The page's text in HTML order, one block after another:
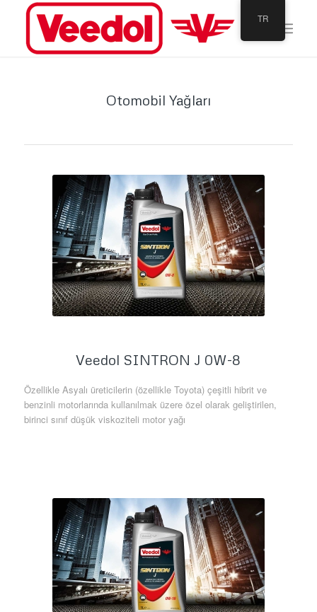
Otomobil Yağları
Veedol SINTRON J 0W-8
Özellikle Asyalı üreticilerin (özellikle Toyota) çeşitli hibrit ve
benzinli motorlarında kullanılmak üzere özel olarak geliştirilen,
birinci sınıf düşük viskoziteli motor yağı
TR